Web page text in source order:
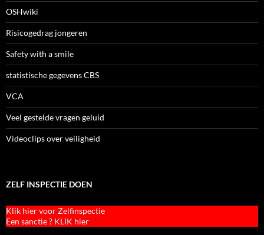
OSHwiki
Risicogedrag jongeren
Safety with a smile
statistische gegevens CBS
VCA
Veel gestelde vragen geluid
Videoclips over veiligheid
ZELF INSPECTIE DOEN
Klik hier voor Zelfinspectie
Een sanctie ? KLIK hier